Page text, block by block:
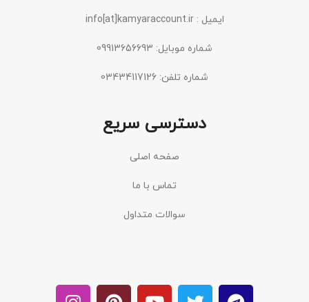
ایمیل : info[at]kamyaraccount.ir
شماره موبایل: 09913656693
شماره تلفن: 03434117126
دسترسی سریع
صفحه اصلی
تماس با ما
سوالات متداول